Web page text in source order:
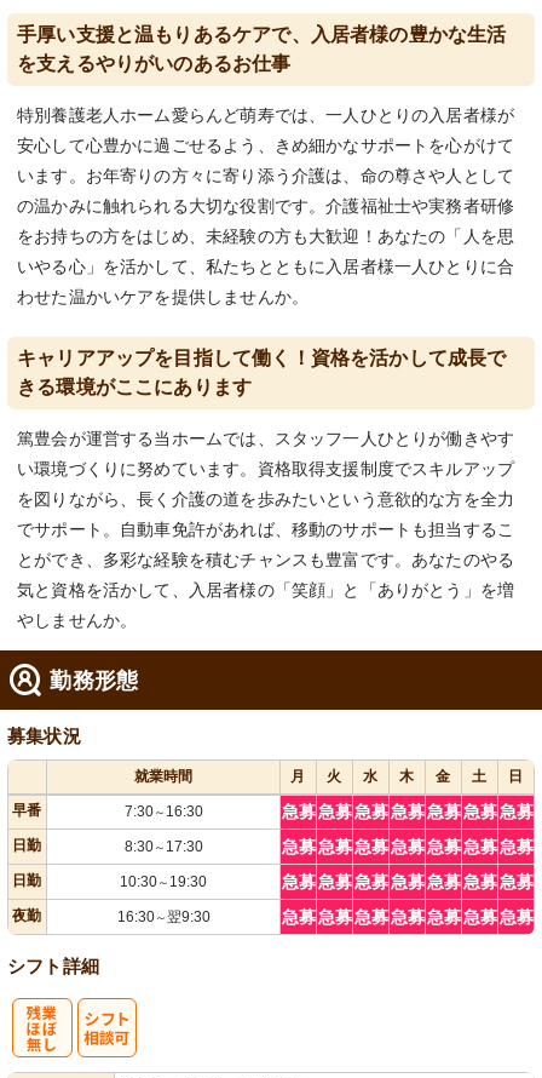
手厚い支援と温もりあるケアで、入居者様の豊かな生活
を支えるやりがいのあるお仕事
特別養護老人ホーム愛らんど萌寿では、一人ひとりの入居者様が
安心して心豊かに過ごせるよう、きめ細かなサポートを心がけて
います。お年寄りの方々に寄り添う介護は、命の尊さや人として
の温かみに触れられる大切な役割です。介護福祉士や実務者研修
をお持ちの方をはじめ、未経験の方も大歓迎！あなたの「人を思
いやる心」を活かして、私たちとともに入居者様一人ひとりに合
わせた温かいケアを提供しませんか。
キャリアアップを目指して働く！資格を活かして成長で
きる環境がここにあります
篤豊会が運営する当ホームでは、スタッフ一人ひとりが働きやす
い環境づくりに努めています。資格取得支援制度でスキルアップ
を図りながら、長く介護の道を歩みたいという意欲的な方を全力
でサポート。自動車免許があれば、移動のサポートも担当するこ
とができ、多彩な経験を積むチャンスも豊富です。あなたのやる
気と資格を活かして、入居者様の「笑顔」と「ありがとう」を増
やしませんか。
勤務形態
募集状況
就業時間 月 火 水 木 金 土
日
早番
7:30～ 16:30 急募急募急募急募急募急募急募
日勤 8:30～ 17:30 急募急募急募急募急募急募急募
日勤 10:30～ 19:30 急募急募急募急募急募急募急募
夜勤 16:30～翌9:30 急募急募急募急募急募急募急募
シフト詳細